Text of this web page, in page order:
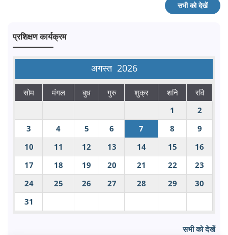
सभी को देखें
प्रशिक्षण कार्यक्रम
अगस्त 2026
सोम मंगल बुध गुरु शुक्र शनि
रवि
1
2
3
4 5 6 7 8
9
10
11 12 13 14 15
16
17
18 19 20 21 22
23
24
25 26 27 28 29
30
31
सभी को देखें